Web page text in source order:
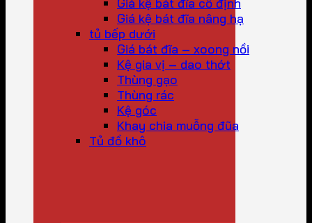
Giá kệ bát đĩa nâng hạ
tủ bếp dưới
Giá bát đĩa – xoong nồi
Kệ gia vị – dao thớt
Thùng gạo
Thùng rác
Kệ góc
Khay chia muỗng đũa
Tủ đồ khô